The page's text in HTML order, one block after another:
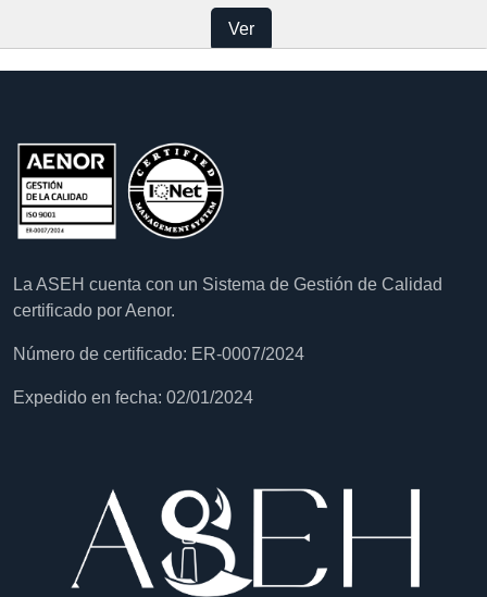
Ver
La ASEH cuenta con un Sistema de Gestión de Calidad
certificado por Aenor.
Número de certificado: ER-0007/2024
Expedido en fecha: 02/01/2024